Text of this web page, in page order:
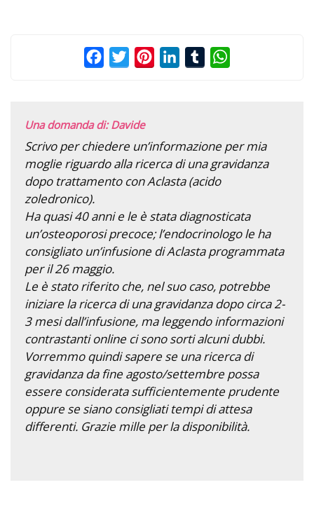
FacebookTwitterPinterestLinkedInTumblr
Una domanda di: Davide
Scrivo per chiedere un’informazione per mia
moglie riguardo alla ricerca di una gravidanza
dopo trattamento con Aclasta (acido
zoledronico).
Ha quasi 40 anni e le è stata diagnosticata
un’osteoporosi precoce; l’endocrinologo le ha
consigliato un’infusione di Aclasta programmata
per il 26 maggio.
Le è stato riferito che, nel suo caso, potrebbe
iniziare la ricerca di una gravidanza dopo circa 2-
3 mesi dall’infusione, ma leggendo informazioni
contrastanti online ci sono sorti alcuni dubbi.
Vorremmo quindi sapere se una ricerca di
gravidanza da fine agosto/settembre possa
essere considerata sufficientemente prudente
oppure se siano consigliati tempi di attesa
differenti. Grazie mille per la disponibilità.